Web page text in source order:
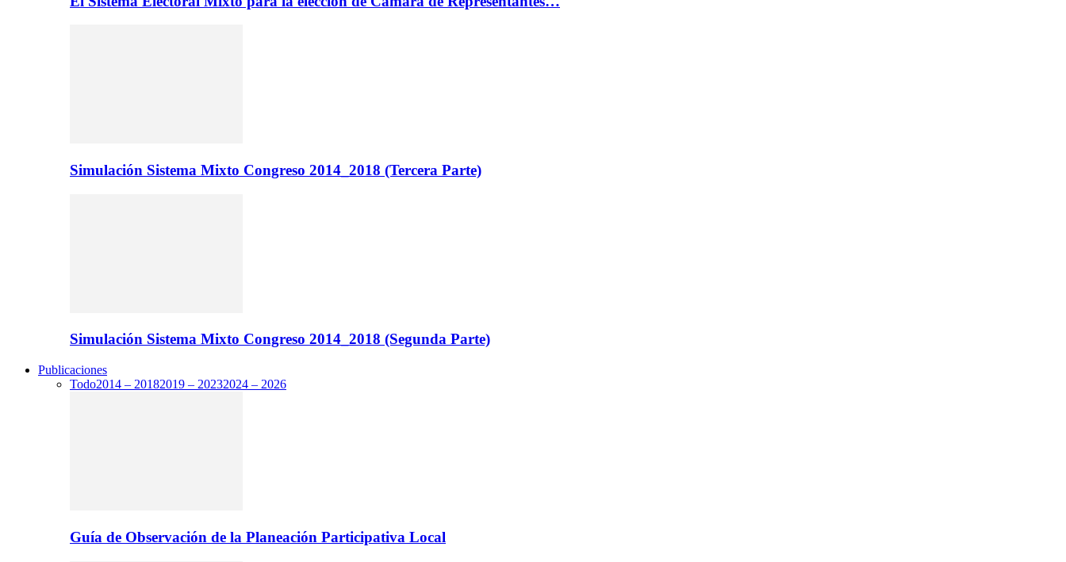
Simulación Sistema Mixto Congreso 2014_2018 (Tercera Parte)
Simulación Sistema Mixto Congreso 2014_2018 (Segunda Parte)
Publicaciones
Todo2014 – 20182019 – 20232024 – 2026
Guía de Observación de la Planeación Participativa Local